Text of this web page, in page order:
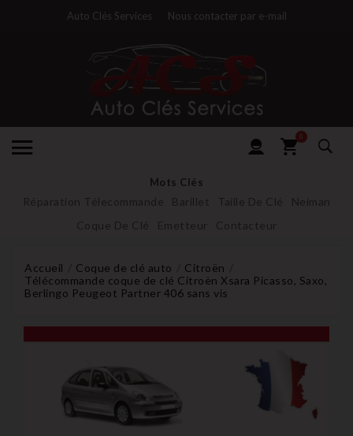
Auto Clés Services Nous contacter par e-mail
0
Mots Clés
Réparation Télecommande Barillet Taille De Clé
Neiman
Coque De Clé
Emetteur Contacteur
Accueil Coque de clé auto
Citroën
Télécommande coque de clé Citroën Xsara Picasso, Saxo,
Berlingo Peugeot Partner 406 sans vis